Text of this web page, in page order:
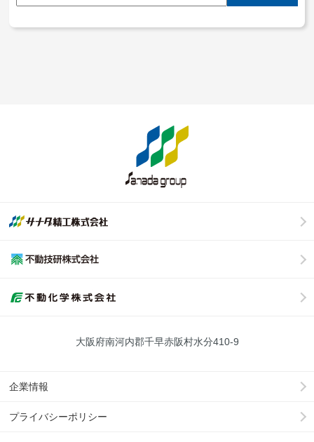
大阪府南河内郡千早赤阪村水分410-9
企業情報
プライバシーポリシー